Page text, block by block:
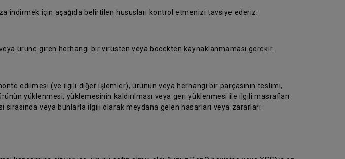
indirmek için aşağıda belirtilen hususları kontrol etmenizi tavsiye ederiz:
ürüne giren herhangi bir virüsten veya böcekten kaynaklanmaması gerekir.
edilmesi (ve ilgili diğer işlemler), ürünün veya herhangi bir parçasının teslimi,
yüklenmesi, yüklemesinin kaldırılması veya geri yüklenmesi ile ilgili masrafları
veya bunlarla ilgili olarak meydana gelen hasarları veya zararları